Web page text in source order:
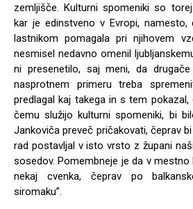
zemljišče. Kulturni spomeniki so
kar je edinstveno v Evropi,
lastnikom pomagala pri njihovem
nesmisel nedavno omenil
ni presenetilo, saj meni, da
nasprotnem primeru treba
predlagal kaj takega in s tem
čemu služijo kulturni spomeniki, bi
Jankoviča preveč pričakovati, čeprav
rad postavljal v isto vrsto z župani
sosedov. Pomembneje je da v
nekaj cvenka, čeprav po
siromaku”.